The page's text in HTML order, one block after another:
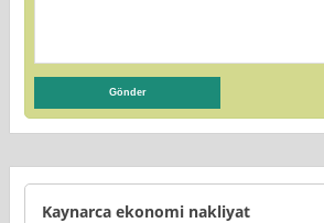
Kaynarca ekonomi nakliyat